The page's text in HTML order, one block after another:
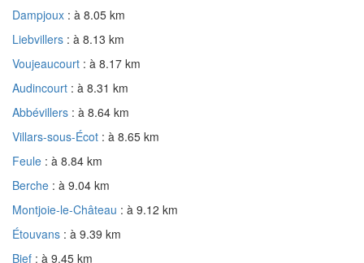
Dampjoux : à 8.05 km
Liebvillers : à 8.13 km
Voujeaucourt : à 8.17 km
Audincourt : à 8.31 km
Abbévillers : à 8.64 km
Villars-sous-Écot : à 8.65 km
Feule : à 8.84 km
Berche : à 9.04 km
Montjoie-le-Château : à 9.12 km
Étouvans : à 9.39 km
Bief : à 9.45 km